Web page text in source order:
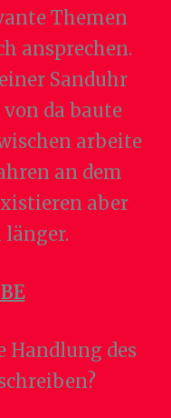
Themen
ansprechen.
Sanduhr
da baute
arbeite
an dem
aber
länger.
Handlung des